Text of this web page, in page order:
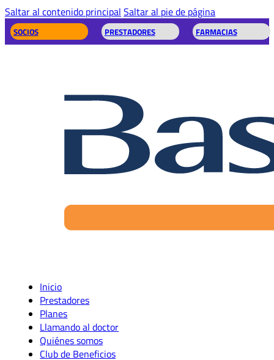
Saltar al contenido principal Saltar al pie de página
SOCIOS PRESTADORES FARMACIAS
Inicio
Prestadores
Planes
Llamando al doctor
Quiénes somos
Club de Beneficios